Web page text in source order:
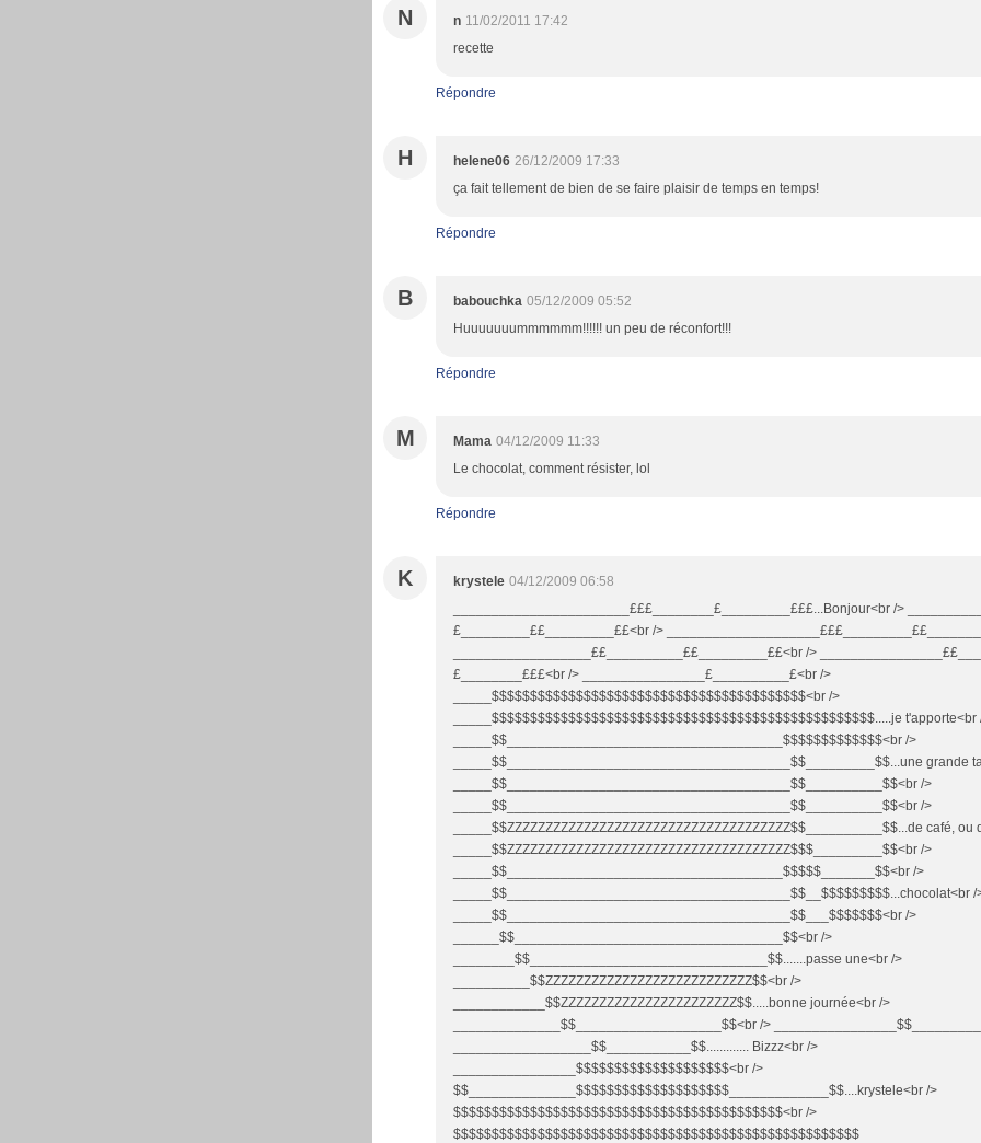
N n 11/02/2011 17:42
recette
Répondre
H helene06 26/12/2009 17:33
ça fait tellement de bien de se faire plaisir de temps en temps!
Répondre
B babouchka 05/12/2009 05:52
Huuuuuuummmmmm!!!!!! un peu de réconfort!!!
Répondre
M Mama 04/12/2009 11:33
Le chocolat, comment résister, lol
Répondre
K krystele 04/12/2009 06:58
_______________________£££________£_________£££...Bonjour<br />
£_________££_________££<br />
__________________££__________££_________££<br />
£________£££<br /> ________________£__________£<br />
_____$$$$$$$$$$$$$$$$$$$$$$$$$$$$$$$$$$$$$$$$$<br />
_____$$$$$$$$$$$$$$$$$$$$$$$$$$$$$$$$$$$$$$$$$$$$$$$$$$.....je t'apporte<br
_____$$____________________________________$$$$$$$$$$$$$<br />
_____$$_____________________________________$$_________$$...une grande
_____$$_____________________________________$$__________$$<br />
_____$$_____________________________________$$__________$$<br />
_____$$ZZZZZZZZZZZZZZZZZZZZZZZZZZZZZZZZZZZZZ$$__________$$...de café, ou
_____$$ZZZZZZZZZZZZZZZZZZZZZZZZZZZZZZZZZZZZZ$$$_________$$<br />
_____$$____________________________________$$$$$_______$$<br />
_____$$_____________________________________$$__$$$$$$$$$...chocolat<br /
_____$$_____________________________________$$___$$$$$$$<br />
______$$___________________________________$$<br />
________$$_______________________________$$.......passe une<br />
__________$$ZZZZZZZZZZZZZZZZZZZZZZZZZZZ$$<br />
____________$$ZZZZZZZZZZZZZZZZZZZZZZZ$$.....bonne journée<br />
______________$$___________________$$<br />
__________________$$___________$$............. Bizzz<br />
________________$$$$$$$$$$$$$$$$$$$$<br />
$$______________$$$$$$$$$$$$$$$$$$$$_____________$$....krystele<br />
$$$$$$$$$$$$$$$$$$$$$$$$$$$$$$$$$$$$$$$$$$$<br />
$$$$$$$$$$$$$$$$$$$$$$$$$$$$$$$$$$$$$$$$$$$$$$$$$$$$$